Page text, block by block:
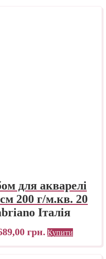
для акварелі
200 г/м.кв. 20
Італія
грн. Купити